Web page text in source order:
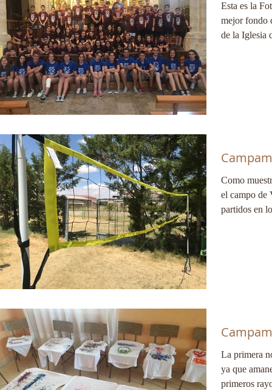
Esta es la
mejor fondo
de la Iglesia
Como
el campo de
partidos en
La primera
ya que
primeros